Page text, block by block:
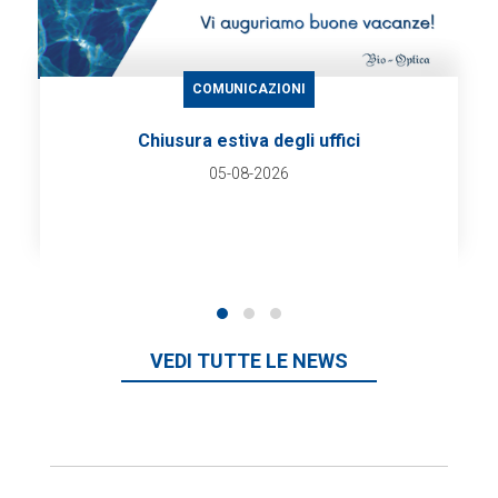
COMUNICAZIONI
Chiusura estiva degli uffici
05-08-2026
VEDI TUTTE LE NEWS